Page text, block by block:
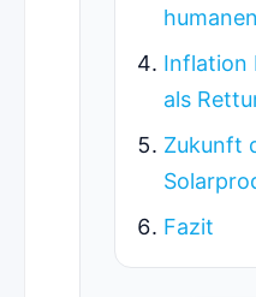
Inflation
als
Zukunft
Fazit